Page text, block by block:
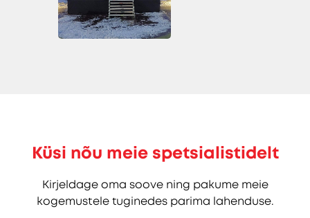
Küsi nõu meie spetsialistidelt
Kirjeldage oma soove ning pakume meie
kogemustele tuginedes parima lahenduse.